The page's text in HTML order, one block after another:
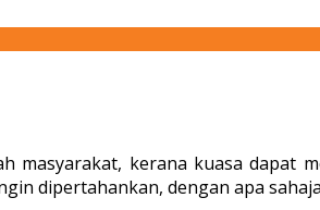
masyarakat, kerana kuasa dapat
dipertahankan, dengan apa